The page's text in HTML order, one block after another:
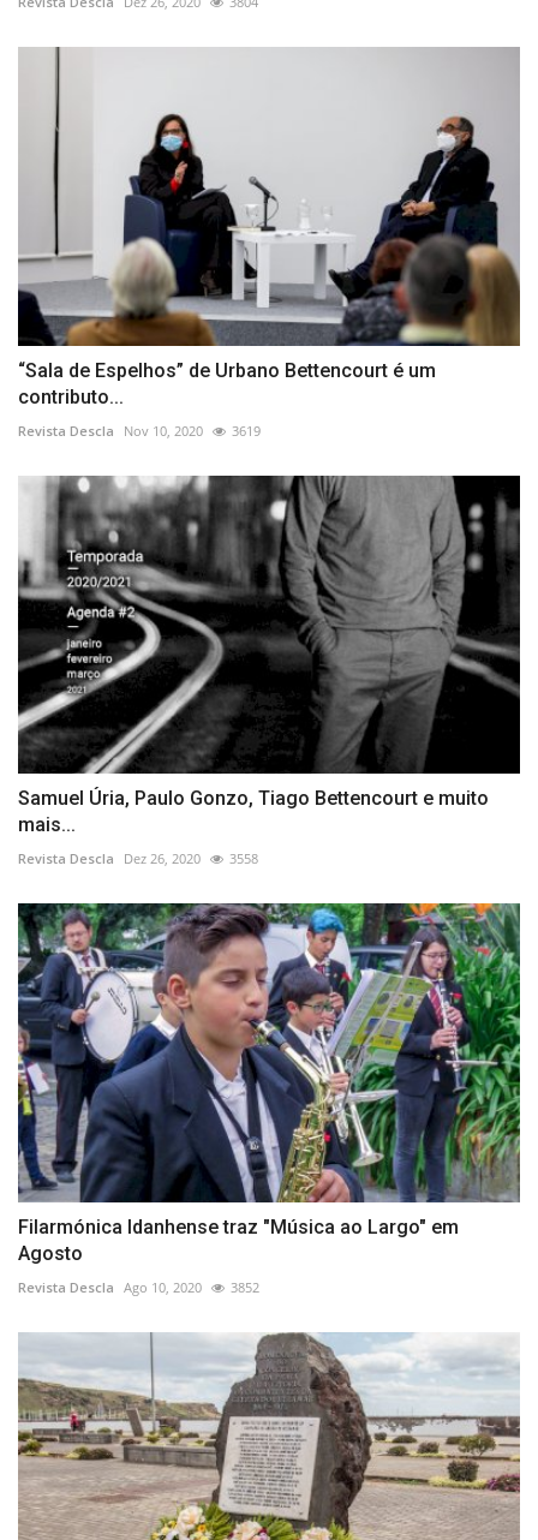
“Sala de Espelhos” de Urbano Bettencourt é um
contributo...
Revista Descla Nov 10, 2020 3619
Samuel Úria, Paulo Gonzo, Tiago Bettencourt e muito
mais...
Revista Descla Dez 26, 2020 3558
Filarmónica Idanhense traz "Música ao Largo" em
Agosto
Revista Descla Ago 10, 2020 3852